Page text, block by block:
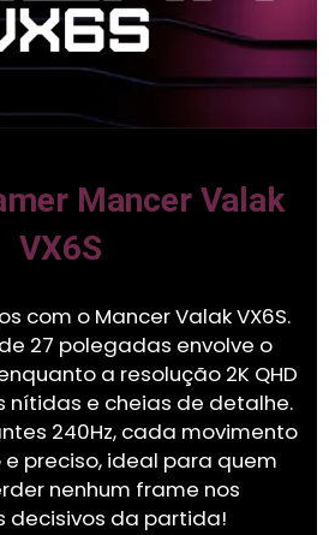
Mancer Valak
VX6S
com o Mancer Valak VX6S.
27 polegadas envolve o
a resolução 2K QHD
nítidas e cheias de detalhe.
240Hz, cada movimento
preciso, ideal para quem
nenhum frame nos
decisivos da partida!